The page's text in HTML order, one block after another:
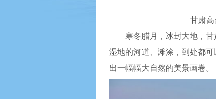
甘肃
寒冬腊月，冰封大地，
湿地的河道、滩涂，到处都
出一幅幅大自然的美景画卷。